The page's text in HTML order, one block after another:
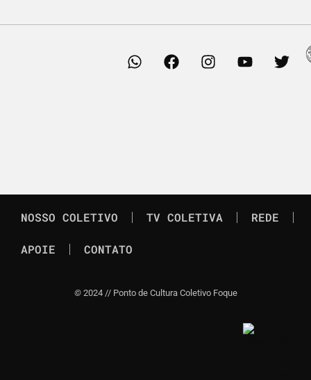
NOSSO COLETIVO TV COLETIVA REDE
APOIE CONTATO
© 2024 // Ponto de Cultura Coletivo Foque